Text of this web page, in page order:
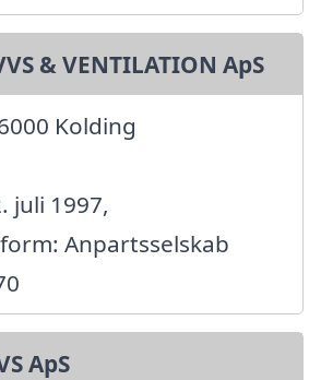
& VENTILATION ApS
Kolding
juli 1997,
Anpartsselskab
ApS